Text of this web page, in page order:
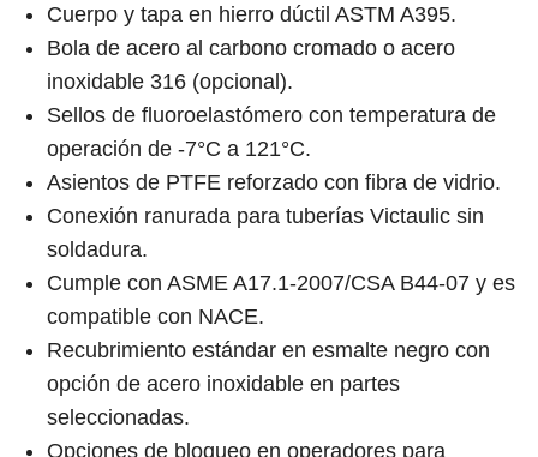
Cuerpo y tapa en hierro dúctil ASTM A395.
Bola de acero al carbono cromado o acero
inoxidable 316 (opcional).
Sellos de fluoroelastómero con temperatura de
operación de -7°C a 121°C.
Asientos de PTFE reforzado con fibra de vidrio.
Conexión ranurada para tuberías Victaulic sin
soldadura.
Cumple con ASME A17.1-2007/CSA B44-07 y es
compatible con NACE.
Recubrimiento estándar en esmalte negro con
opción de acero inoxidable en partes
seleccionadas.
Opciones de bloqueo en operadores para